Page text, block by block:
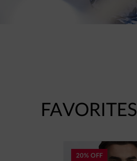
FAVORITES
20% OFF